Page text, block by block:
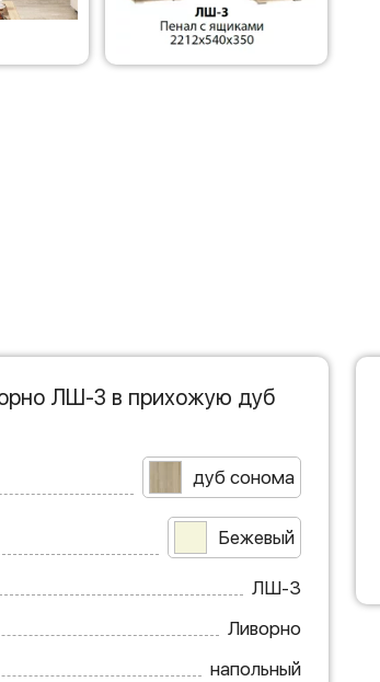
ЛШ-3 в прихожую дуб
дуб сонома
Бежевый
ЛШ-3
Ливорно
напольный